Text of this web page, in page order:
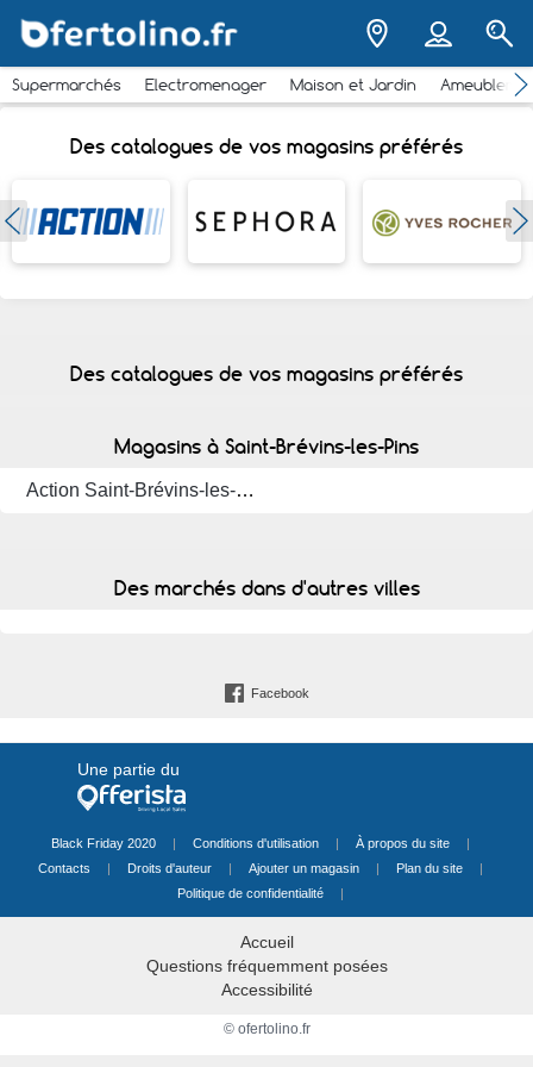
Supermarchés Electromenager Maison et Jardin
Des catalogues de vos magasins préférés
Des catalogues de vos magasins préférés
Magasins à Saint-Brévins-les-Pins
Action Saint-Brévins-les-Pins
Des marchés dans d'autres villes
Facebook
Une partie du
Black Friday 2020 | Conditions d'utilisation | À propos du site
|
Contacts
| Droits d'auteur | Ajouter un magasin | Plan du site
|
Politique de confidentialité
|
Accueil
Questions fréquemment posées
Accessibilité
© ofertolino.fr